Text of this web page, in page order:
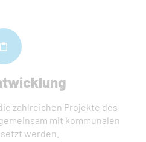
zahlreichen Projekte des
mit kommunalen
werden.